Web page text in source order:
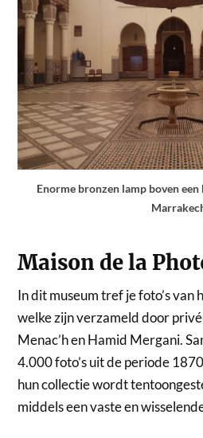
Enorme bronzen lamp boven
Maison de la
In dit museum tref je foto’s van
welke zijn verzameld door
Menac’h en Hamid Mergani.
4.000 foto’s uit de periode
hun collectie wordt
middels een vaste en